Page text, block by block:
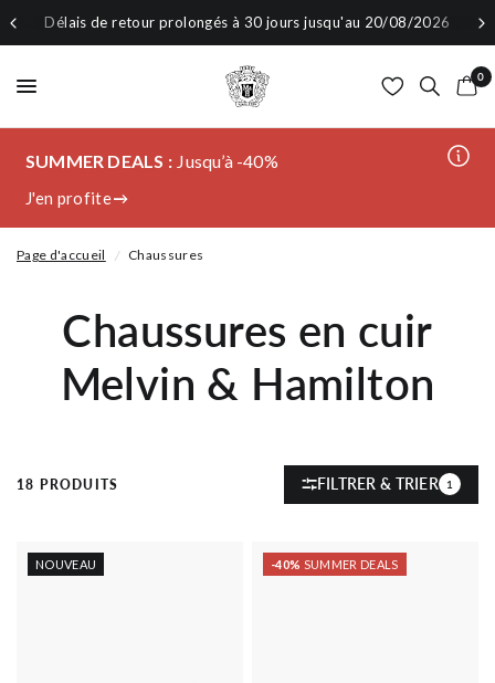
prolongés à 30 jours jusqu'au 20/08/2026
0
SUMMER DEALS : Jusqu’à -40%
J'en profite
Page d'accueil / Chaussures
Chaussures en cuir
Melvin & Hamilton
18 PRODUITS 1
FILTRER & TRIER
NOUVEAU -40% SUMMER DEALS